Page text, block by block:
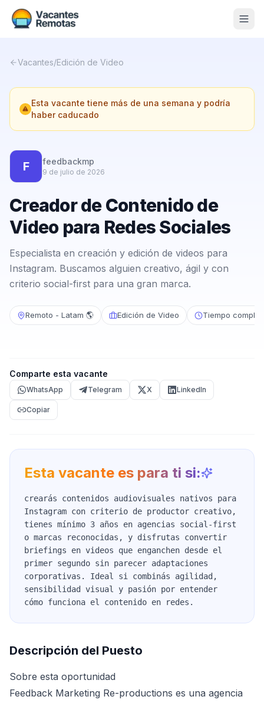
Nosotros
Contacto
Calculadora Freelance
Vacantes/Edición de Video
Esta vacante tiene más de una semana y podría
haber caducado
F feedbackmp
9 de julio de 2026
Creador de Contenido de
Video para Redes Sociales
Especialista en creación y edición de videos para
Instagram. Buscamos alguien creativo, ágil y con
criterio social-first para una gran marca.
Remoto - Latam 🌎 Edición de Video Tiempo
Comparte esta vacante
WhatsApp Telegram X LinkedIn
Copiar
Esta vacante es para ti si:
crearás contenidos audiovisuales nativos para
Instagram con criterio de productor creativo,
tienes mínimo 3 años en agencias social-first
o marcas reconocidas, y disfrutas convertir
briefings en videos que enganchen desde el
primer segundo sin parecer adaptaciones
corporativas. Ideal si combinás agilidad,
sensibilidad visual y pasión por entender
cómo funciona el contenido en redes.
Descripción del Puesto
Sobre esta oportunidad
Feedback Marketing Re-productions es una agencia